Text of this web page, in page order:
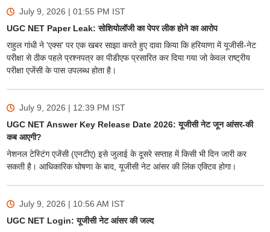
July 9, 2026 | 01:55 PM IST
UGC NET Paper Leak: सोशियोलॉजी का पेपर लीक होने का आरोप
राहुल गांधी ने 'एक्स' पर एक खबर साझा करते हुए दावा किया कि हरियाणा में यूजीसी-नेट
परीक्षा से ठीक पहले प्रश्नपत्र का पीडीएफ प्रसारित कर दिया गया जो केवल राष्ट्रीय
परीक्षा एजेंसी के पास उपलब्ध होता है।
July 9, 2026 | 12:39 PM IST
UGC NET Answer Key Release Date 2026: यूजीसी नेट जून आंसर-की
कब आएगी?
नेशनल टेस्टिंग एजेंसी (एनटीए) इसे जुलाई के दूसरे सप्ताह में किसी भी दिन जारी कर
सकती है। आधिकारिक घोषणा के बाद, यूजीसी नेट आंसर की लिंक एक्टिव होगा।
July 9, 2026 | 10:56 AM IST
UGC NET Login: यूजीसी नेट आंसर की जल्द